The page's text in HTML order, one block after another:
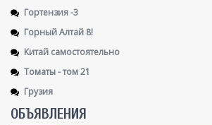
Гортензия -3
Горный Алтай 8!
Китай самостоятельно
Томаты - том 21
Грузия
ОБЪЯВЛЕНИЯ